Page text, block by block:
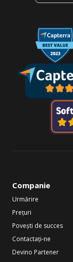
Companie
Urmărire
Prețuri
Povești de succes
Contactați-ne
Devino Partener